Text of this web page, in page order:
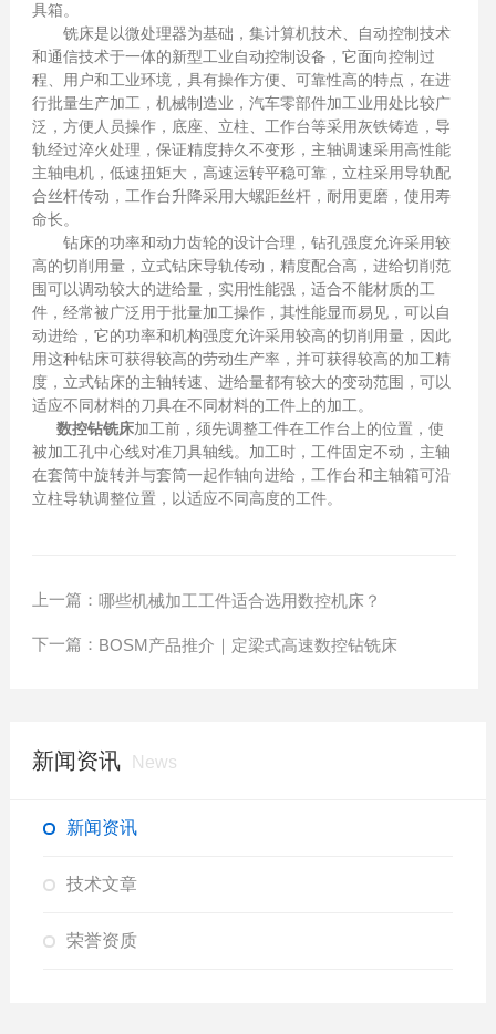
具箱。
铣床是以微处理器为基础，集计算机技术、自动控制技术
和通信技术于一体的新型工业自动控制设备，它面向控制过
程、用户和工业环境，具有操作方便、可靠性高的特点，在进
行批量生产加工，机械制造业，汽车零部件加工业用处比较广
泛，方便人员操作，底座、立柱、工作台等采用灰铁铸造，导
轨经过淬火处理，保证精度持久不变形，主轴调速采用高性能
主轴电机，低速扭矩大，高速运转平稳可靠，立柱采用导轨配
合丝杆传动，工作台升降采用大螺距丝杆，耐用更磨，使用寿
命长。
钻床的功率和动力齿轮的设计合理，钻孔强度允许采用较
高的切削用量，立式钻床导轨传动，精度配合高，进给切削范
围可以调动较大的进给量，实用性能强，适合不能材质的工
件，经常被广泛用于批量加工操作，其性能显而易见，可以自
动进给，它的功率和机构强度允许采用较高的切削用量，因此
用这种钻床可获得较高的劳动生产率，并可获得较高的加工精
度，立式钻床的主轴转速、进给量都有较大的变动范围，可以
适应不同材料的刀具在不同材料的工件上的加工。
数控钻铣床加工前，须先调整工件在工作台上的位置，使
被加工孔中心线对准刀具轴线。加工时，工件固定不动，主轴
在套筒中旋转并与套筒一起作轴向进给，工作台和主轴箱可沿
立柱导轨调整位置，以适应不同高度的工件。
上一篇： 哪些机械加工工件适合选用数控机床？
下一篇： BOSM产品推介｜定梁式高速数控钻铣床
新闻资讯 News
新闻资讯
技术文章
荣誉资质